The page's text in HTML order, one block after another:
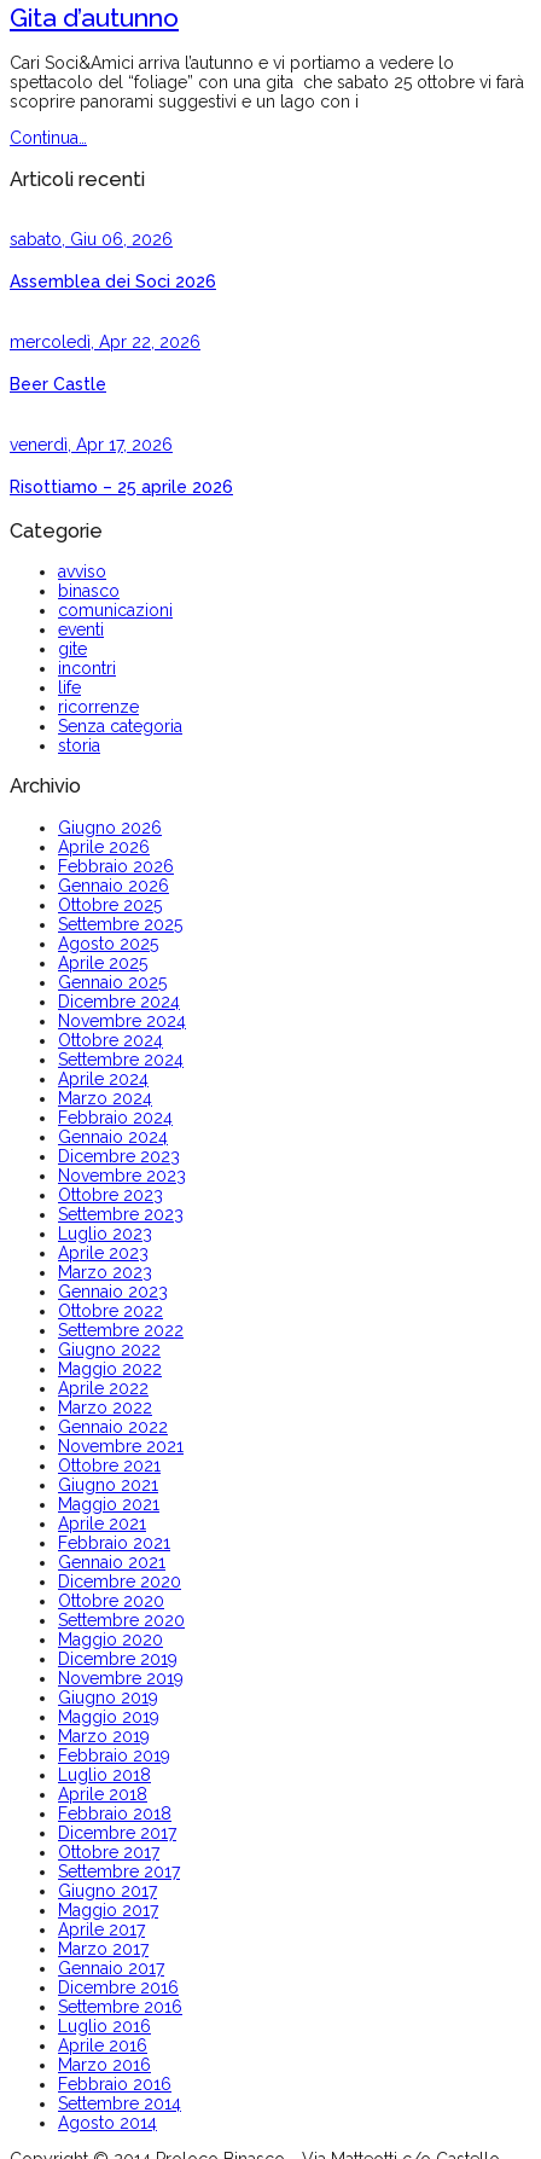
Gita d’autunno
Cari Soci&Amici arriva l’autunno e vi portiamo a vedere lo
spettacolo del “foliage” con una gita che sabato 25 ottobre vi farà
scoprire panorami suggestivi e un lago con i
Continua…
Articoli recenti
sabato, Giu 06, 2026
Assemblea dei Soci 2026
mercoledì, Apr 22, 2026
Beer Castle
venerdì, Apr 17, 2026
Risottiamo – 25 aprile 2026
Categorie
avviso
binasco
comunicazioni
eventi
gite
incontri
life
ricorrenze
Senza categoria
storia
Archivio
Giugno 2026
Aprile 2026
Febbraio 2026
Gennaio 2026
Ottobre 2025
Settembre 2025
Agosto 2025
Aprile 2025
Gennaio 2025
Dicembre 2024
Novembre 2024
Ottobre 2024
Settembre 2024
Aprile 2024
Marzo 2024
Febbraio 2024
Gennaio 2024
Dicembre 2023
Novembre 2023
Ottobre 2023
Settembre 2023
Luglio 2023
Aprile 2023
Marzo 2023
Gennaio 2023
Ottobre 2022
Settembre 2022
Giugno 2022
Maggio 2022
Aprile 2022
Marzo 2022
Gennaio 2022
Novembre 2021
Ottobre 2021
Giugno 2021
Maggio 2021
Aprile 2021
Febbraio 2021
Gennaio 2021
Dicembre 2020
Ottobre 2020
Settembre 2020
Maggio 2020
Dicembre 2019
Novembre 2019
Giugno 2019
Maggio 2019
Marzo 2019
Febbraio 2019
Luglio 2018
Aprile 2018
Febbraio 2018
Dicembre 2017
Ottobre 2017
Settembre 2017
Giugno 2017
Maggio 2017
Aprile 2017
Marzo 2017
Gennaio 2017
Dicembre 2016
Settembre 2016
Luglio 2016
Aprile 2016
Marzo 2016
Febbraio 2016
Settembre 2014
Agosto 2014